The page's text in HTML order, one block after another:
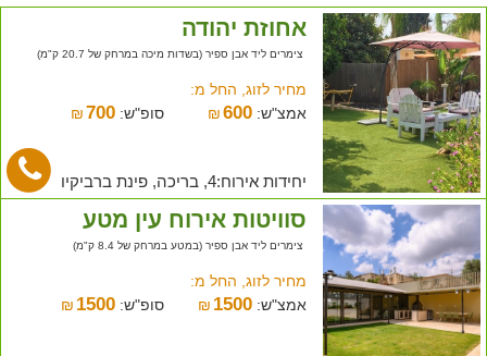
אחוזת יהודה
צימרים ליד אבן ספיר (בשדות מיכה במרחק של 20.7 ק"מ)
מחיר לזוג, החל מ:
אמצ"ש:
₪600 סופ"ש: ₪ 700
יחידות אירוח:4, בריכה, פינת ברביקיו
סוויטות אירוח עין מטע
צימרים ליד אבן ספיר (במטע במרחק של 8.4 ק"מ)
מחיר לזוג, החל מ:
אמצ"ש:
₪ 1500 סופ"ש: ₪ 1500